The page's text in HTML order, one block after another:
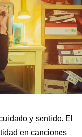
y sentido. El
en canciones